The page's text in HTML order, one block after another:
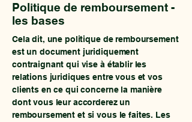
Politique de remboursement -
les bases
Cela dit, une politique de remboursement
est un document juridiquement
contraignant qui vise à établir les
relations juridiques entre vous et vos
clients en ce qui concerne la manière
dont vous leur accorderez un
remboursement et si vous le faites. Les